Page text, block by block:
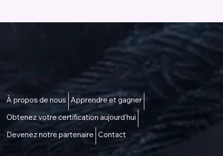
Accès à une vie meilleure
À propos de nous Apprendre et gagner
Obtenez votre certification aujourd'hui
Devenez notre partenaire Contact